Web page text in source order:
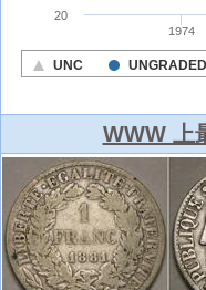
WWW 上